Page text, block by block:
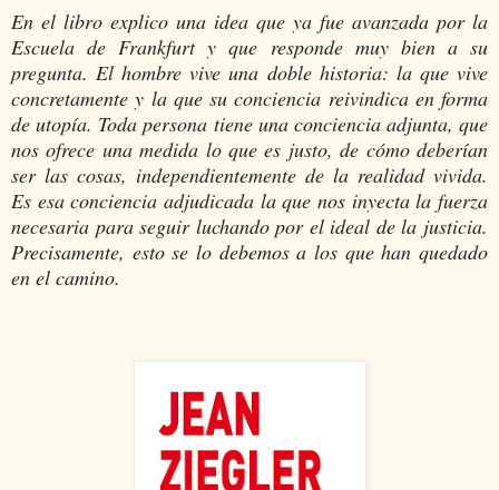
En el libro explico una idea que ya fue avanzada por la
Escuela de Frankfurt y que responde muy bien a su
pregunta. El hombre vive una doble historia: la que vive
concretamente y la que su conciencia reivindica en forma
de utopía. Toda persona tiene una conciencia adjunta, que
nos ofrece una medida lo que es justo, de cómo deberían
ser las cosas, independientemente de la realidad vivida.
Es esa conciencia adjudicada la que nos inyecta la fuerza
necesaria para seguir luchando por el ideal de la justicia.
Precisamente, esto se lo debemos a los que han quedado
en el camino.